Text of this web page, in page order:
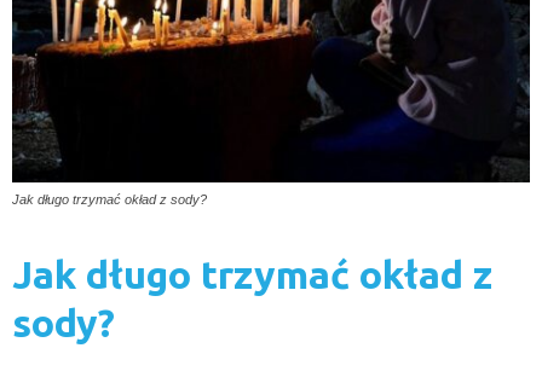
Jak długo trzymać okład z sody?
Jak długo trzymać okład z
sody?